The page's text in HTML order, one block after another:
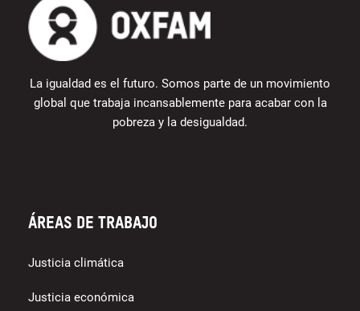
La igualdad es el futuro. Somos parte de un movimiento
global que trabaja incansablemente para acabar con la
pobreza y la desigualdad.
Áreas de trabajo
Justicia climática
Justicia económica